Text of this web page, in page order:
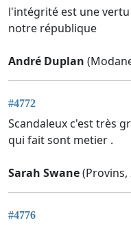
l'intégrité est une
notre république
André Duplan
#4772
Scandaleux c'est très
qui fait sont metier .
Sarah Swane(Provins,
#4776